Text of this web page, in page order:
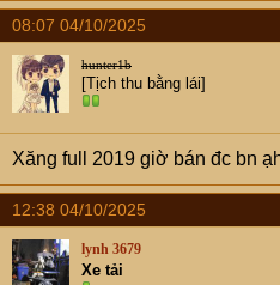
a
t
i
o
n
s
:
08:07 04/10/2025
hunter1b
[Tịch thu bằng lái]
Xăng full 2019 giờ bán đc bn
12:38 04/10/2025
lynh 3679
Xe tải